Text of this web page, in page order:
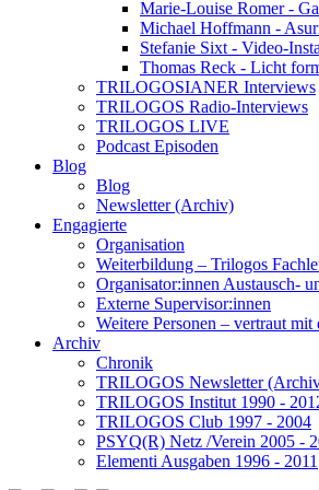
Marie-Louise Romer -
Michael Hoffmann -
Stefanie Sixt - Video-
Thomas Reck - Licht
TRILOGOSIANER Interviews
TRILOGOS Radio-Interviews
TRILOGOS LIVE
Podcast Episoden
Blog
Blog
Newsletter (Archiv)
Engagierte
Organisation
Weiterbildung – Trilogos
Organisator:innen Austausch-
Externe Supervisor:innen
Weitere Personen – vertraut
Archiv
Chronik
TRILOGOS Newsletter
TRILOGOS Institut 1990 -
TRILOGOS Club 1997 - 2004
PSYQ(R) Netz /Verein 2005 -
Elementi Ausgaben 1996 - 2011